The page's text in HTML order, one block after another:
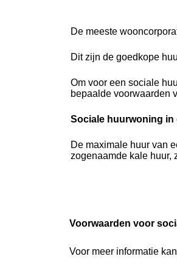
De meeste
Dit zijn de goedkope
Om voor een sociale
bepaalde voorwaarden
Sociale huurwoning
De maximale huur van
zogenaamde kale huur,
Voorwaarden voor
Voor meer informatie